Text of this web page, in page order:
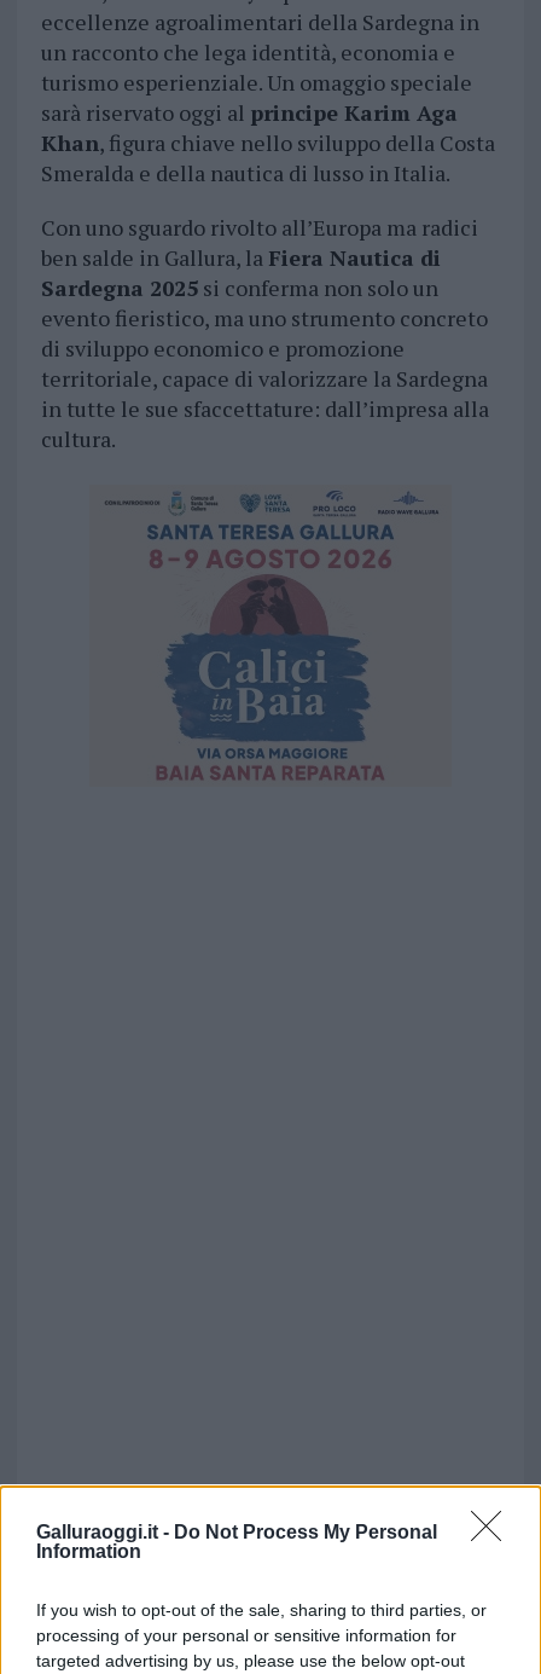
Galluraoggi.it - Do Not Process My Personal
Information
If you wish to opt-out of the sale, sharing to third parties, or
processing of your personal or sensitive information for
targeted advertising by us, please use the below opt-out
eccellenze agroalimentari della Sardegna in
un racconto che lega identità, economia e
turismo esperienziale. Un omaggio speciale
sarà riservato oggi al principe Karim Aga
Khan, figura chiave nello sviluppo della Costa
Smeralda e della nautica di lusso in Italia.
Con uno sguardo rivolto all’Europa ma radici
ben salde in Gallura, la Fiera Nautica di
Sardegna 2025si conferma non solo un
evento fieristico, ma uno strumento concreto
di sviluppo economico e promozione
territoriale, capace di valorizzare la Sardegna
in tutte le sue sfaccettature: dall’impresa alla
cultura.